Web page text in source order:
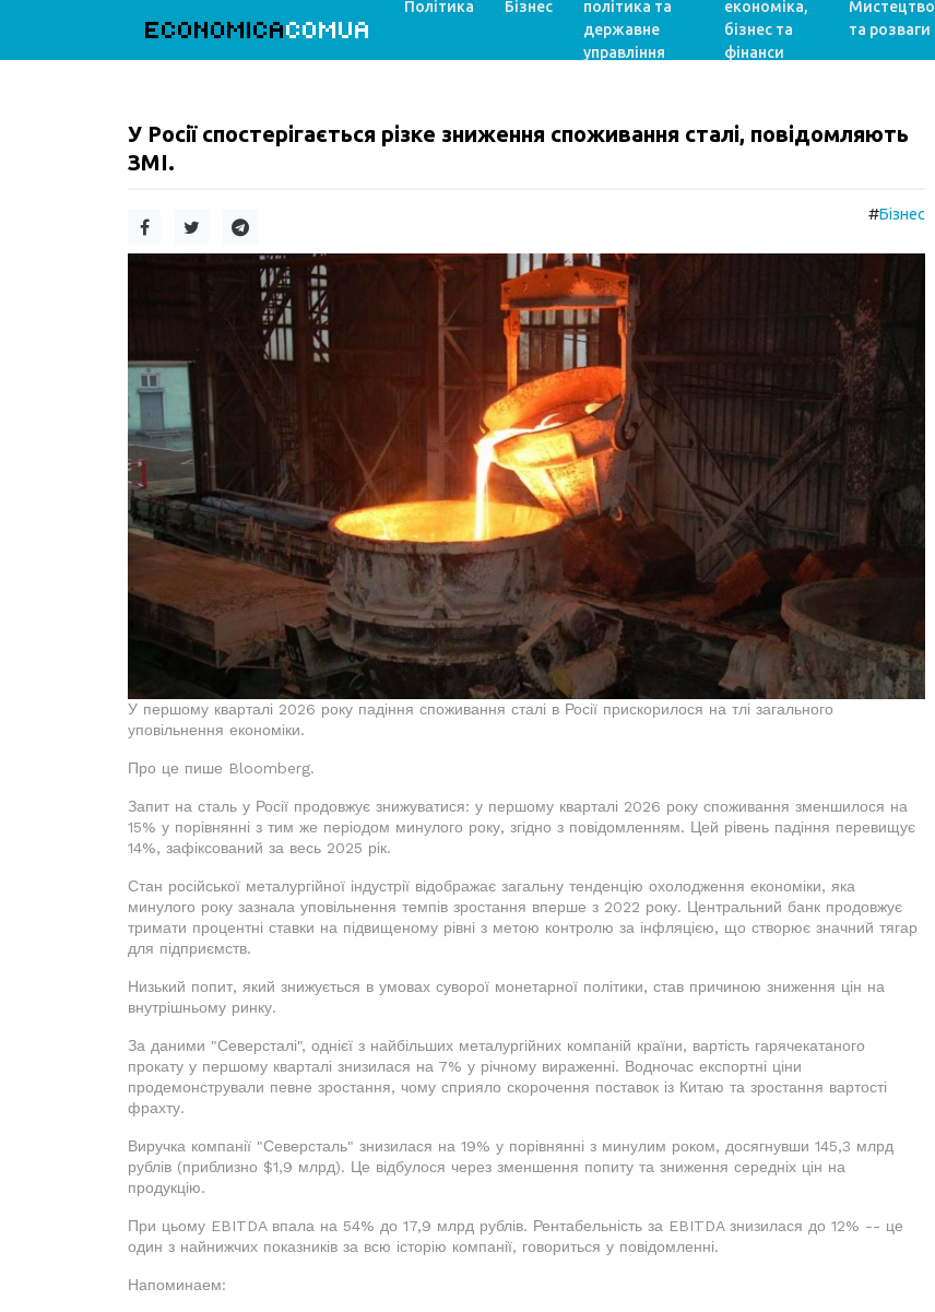
ECONOMICACOMUA
Політика Бізнес
політика та
державне
управління
економіка,
бізнес та
фінанси
Мистецтво
та розваги
У Росії спостерігається різке зниження споживання сталі, повідомляють
ЗМІ.
#Бізнес
У першому кварталі 2026 року падіння споживання сталі в Росії прискорилося на тлі загального
уповільнення економіки.
Про це пише Bloomberg.
Запит на сталь у Росії продовжує знижуватися: у першому кварталі 2026 року споживання зменшилося на
15% у порівнянні з тим же періодом минулого року, згідно з повідомленням. Цей рівень падіння перевищує
14%, зафіксований за весь 2025 рік.
Стан російської металургійної індустрії відображає загальну тенденцію охолодження економіки, яка
минулого року зазнала уповільнення темпів зростання вперше з 2022 року. Центральний банк продовжує
тримати процентні ставки на підвищеному рівні з метою контролю за інфляцією, що створює значний тягар
для підприємств.
Низький попит, який знижується в умовах суворої монетарної політики, став причиною зниження цін на
внутрішньому ринку.
За даними "Северсталі", однієї з найбільших металургійних компаній країни, вартість гарячекатаного
прокату у першому кварталі знизилася на 7% у річному вираженні. Водночас експортні ціни
продемонстрували певне зростання, чому сприяло скорочення поставок із Китаю та зростання вартості
фрахту.
Виручка компанії "Северсталь" знизилася на 19% у порівнянні з минулим роком, досягнувши 145,3 млрд
рублів (приблизно $1,9 млрд). Це відбулося через зменшення попиту та зниження середніх цін на
продукцію.
При цьому EBITDA впала на 54% до 17,9 млрд рублів. Рентабельність за EBITDA знизилася до 12% -- це
один з найнижчих показників за всю історію компанії, говориться у повідомленні.
Напоминаем: